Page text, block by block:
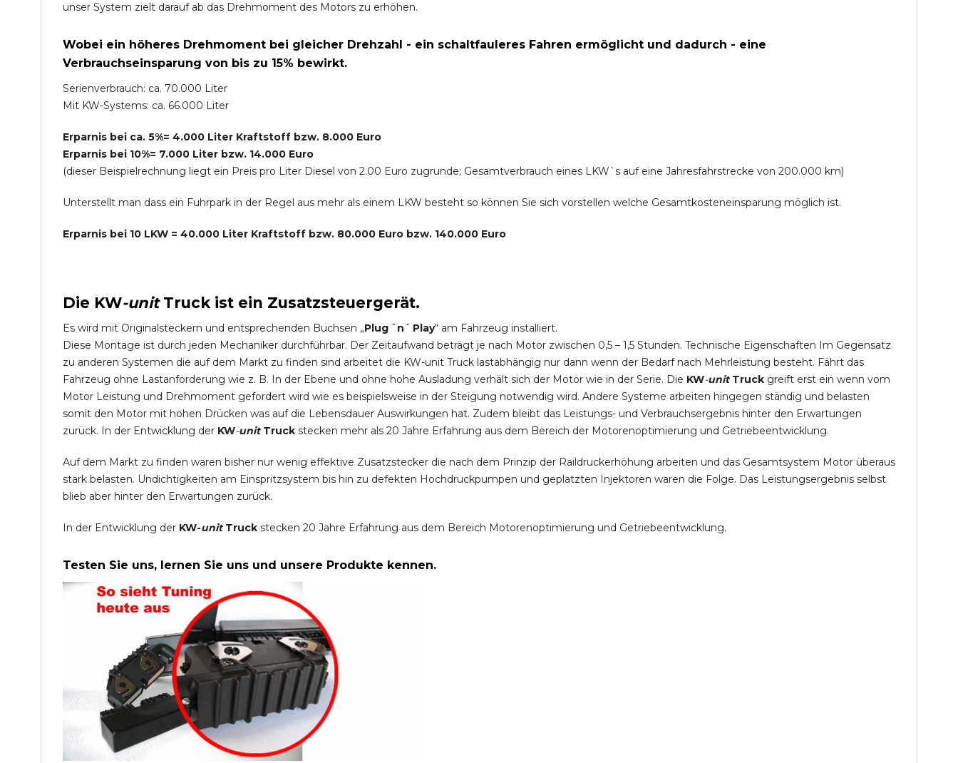
unser System zielt darauf ab das Drehmoment des Motors zu erhöhen.
Wobei ein höheres Drehmoment bei gleicher Drehzahl - ein schaltfauleres Fahren ermöglicht und dadurch - eine
Verbrauchseinsparung von bis zu 15% bewirkt.
Serienverbrauch: ca. 70.000 Liter
Mit KW-Systems: ca. 66.000 Liter
Erparnis bei ca. 5%= 4.000 Liter Kraftstoff bzw. 8.000 Euro
Erparnis bei 10%= 7.000 Liter bzw. 14.000 Euro
(dieser Beispielrechnung liegt ein Preis pro Liter Diesel von 2.00 Euro zugrunde; Gesamtverbrauch eines LKW`s auf eine Jahresfahrstrecke von 200.000 km)
Unterstellt man dass ein Fuhrpark in der Regel aus mehr als einem LKW besteht so können Sie sich vorstellen welche Gesamtkosteneinsparung möglich ist.
Erparnis bei 10 LKW = 40.000 Liter Kraftstoff bzw. 80.000 Euro bzw. 140.000 Euro
Die KW-unit Truckist ein Zusatzsteuergerät.
Es wird mit Originalsteckern und entsprechenden Buchsen „Plug `n´ Play“ am Fahrzeug installiert.
Diese Montage ist durch jeden Mechaniker durchführbar. Der Zeitaufwand beträgt je nach Motor zwischen 0,5 – 1,5 Stunden. Technische Eigenschaften Im Gegensatz
zu anderen Systemen die auf dem Markt zu finden sind arbeitet die KW-unit Truck lastabhängig nur dann wenn der Bedarf nach Mehrleistung besteht. Fährt das
Fahrzeug ohne Lastanforderung wie z. B. In der Ebene und ohne hohe Ausladung verhält sich der Motor wie in der Serie. Die KW-unit Truck greift erst ein wenn vom
Motor Leistung und Drehmoment gefordert wird wie es beispielsweise in der Steigung notwendig wird. Andere Systeme arbeiten hingegen ständig und belasten
somit den Motor mit hohen Drücken was auf die Lebensdauer Auswirkungen hat. Zudem bleibt das Leistungs- und Verbrauchsergebnis hinter den Erwartungen
zurück. In der Entwicklung der KW-unit Truck stecken mehr als 20 Jahre Erfahrung aus dem Bereich der Motorenoptimierung und Getriebeentwicklung.
Auf dem Markt zu finden waren bisher nur wenig effektive Zusatzstecker die nach dem Prinzip der Raildruckerhöhung arbeiten und das Gesamtsystem Motor überaus
stark belasten. Undichtigkeiten am Einspritzsystem bis hin zu defekten Hochdruckpumpen und geplatzten Injektoren waren die Folge. Das Leistungsergebnis selbst
blieb aber hinter den Erwartungen zurück.
In der Entwicklung der KW-unitTruck stecken 20 Jahre Erfahrung aus dem Bereich Motorenoptimierung und Getriebeentwicklung.
Testen Sie uns, lernen Sie uns und unsere Produkte kennen.